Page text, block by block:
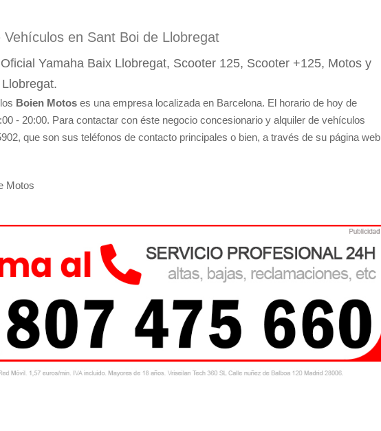
en Sant Boi de Llobregat
Yamaha Baix Llobregat, Scooter 125, Scooter +125, Motos y
Boien Motos es una empresa localizada en Barcelona. El horario de hoy de
- 20:00. Para contactar con éste negocio concesionario y alquiler de vehículos
que son sus teléfonos de contacto principales o bien, a través de su página web
Motos